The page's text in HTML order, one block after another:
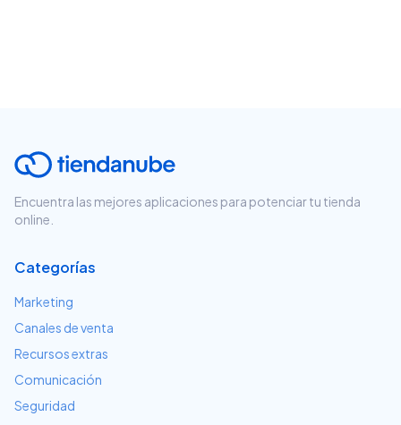
Encuentra las mejores aplicaciones para potenciar tu tienda
online.
Categorías
Marketing
Canales de venta
Recursos extras
Comunicación
Seguridad